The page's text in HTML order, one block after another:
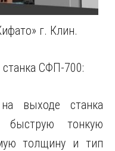
г. Клин.
СФП-700:
выходе станка
быструю тонкую
толщину и тип